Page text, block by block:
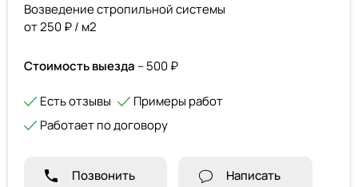
Возведение стропильной системы
от 250 ₽ / м2
Стоимость выезда – 500 ₽
Есть отзывы
Примеры работ
Работает по договору
Позвонить Написать